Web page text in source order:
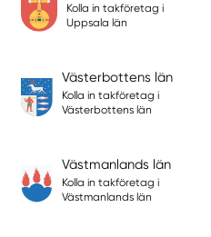
Kolla in takföretag i
Uppsala län
Västerbottens län
Kolla in takföretag i
Västerbottens län
Västmanlands län
Kolla in takföretag i
Västmanlands län